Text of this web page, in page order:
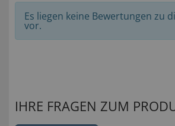
Es liegen keine Bewertungen zu
vor.
IHRE FRAGEN ZUM